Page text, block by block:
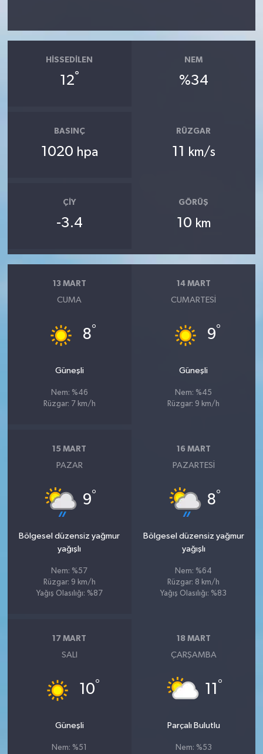
HISSEDILEN
12°
NEM
%34
BASINÇ
1020 hpa
RÜZGAR
11 km/s
ÇIY
-3.4
GÖRÜŞ
10 km
13 MART
CUMA
8°
Güneşli
Nem: %46
Rüzgar: 7 km/h
14 MART
CUMARTESI
9°
Güneşli
Nem: %45
Rüzgar: 9 km/h
15 MART
PAZAR
9°
Bölgesel düzensiz yağmur
yağışlı
Nem: %57
Rüzgar: 9 km/h
Yağış Olasılığı: %87
16 MART
PAZARTESI
8°
Bölgesel düzensiz yağmur
yağışlı
Nem: %64
Rüzgar: 8 km/h
Yağış Olasılığı: %83
17 MART
SALI
10°
Güneşli
Nem: %51
18 MART
ÇARŞAMBA
11 °
Parçalı Bulutlu
Nem: %53